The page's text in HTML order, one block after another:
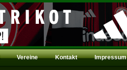
Vereine Kontakt Impressum